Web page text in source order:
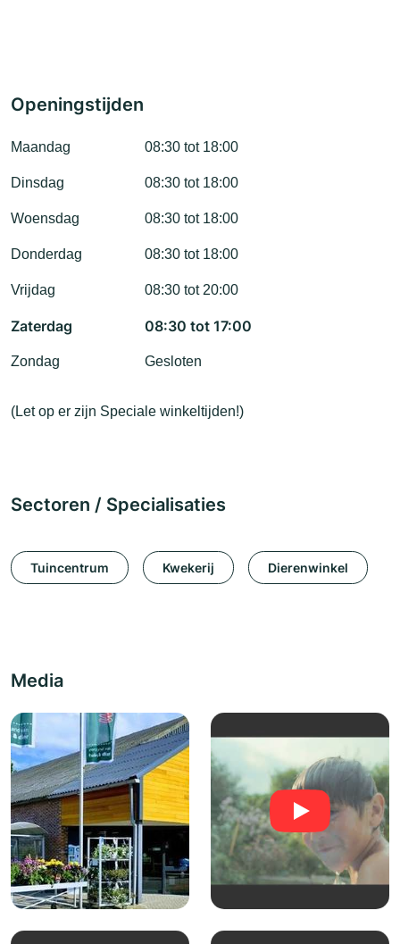
Openingstijden
Maandag 08:30 tot 18:00
Dinsdag 08:30 tot 18:00
Woensdag 08:30 tot 18:00
Donderdag 08:30 tot 18:00
Vrijdag 08:30 tot 20:00
Zaterdag 08:30 tot 17:00
Zondag Gesloten
(Let op er zijn Speciale winkeltijden!)
Sectoren / Specialisaties
Tuincentrum Kwekerij Dierenwinkel
Media